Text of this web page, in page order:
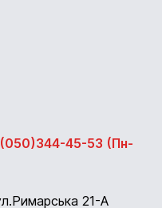
45-53 (Пн-
21-А